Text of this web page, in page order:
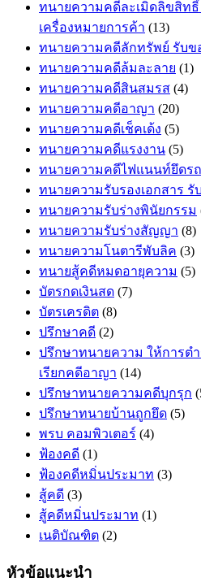
ทนายความคดีละเมิดลิขสิท
เครื่องหมายการค้า (13)
ทนายความคดีลักทรัพย์ รับข
ทนายความคดีล้มละลาย (1)
ทนายความคดีสินสมรส (4)
ทนายความคดีอาญา (20)
ทนายความคดีเช็คเด้ง (5)
ทนายความคดีแรงงาน (5)
ทนายความคดีไฟแนนท์ยึดรถ
ทนายความรับรองเอกสาร รั
ทนายความรับร่างพินัยกรรม
ทนายความรับร่างสัญญา (8)
ทนายความโนตารีพับลิค (3)
ทนายสู้คดีหมดอายุความ (5)
บัตรกดเงินสด (7)
บัตรเครดิต (8)
ปรึกษาคดี (2)
ปรึกษาทนายความ ให้การต
เรียกคดีอาญา (14)
ปรึกษาทนายความคดีบุกรุก
ปรึกษาทนายบ้านถูกยึด (5)
พรบ คอมพิวเตอร์ (4)
ฟ้องคดี (1)
ฟ้องคดีหมิ่นประมาท (3)
สู้คดี (3)
สู้คดีหมิ่นประมาท (1)
เนติบัณฑิต (2)
หัวข้อแนะนำ